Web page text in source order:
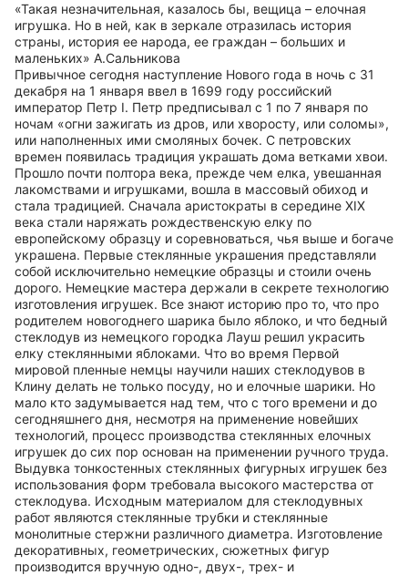
«Такая незначительная, казалось бы, вещица – елочная
игрушка. Но в ней, как в зеркале отразилась история
страны, история ее народа, ее граждан – больших и
маленьких» А.Сальникова
Привычное сегодня наступление Нового года в ночь с 31
декабря на 1 января ввел в 1699 году российский
император Петр I. Петр предписывал с 1 по 7 января по
ночам «огни зажигать из дров, или хворосту, или соломы»,
или наполненных ими смоляных бочек. С петровских
времен появилась традиция украшать дома ветками хвои.
Прошло почти полтора века, прежде чем елка, увешанная
лакомствами и игрушками, вошла в массовый обиход и
стала традицией. Сначала аристократы в середине XIX
века стали наряжать рождественскую елку по
европейскому образцу и соревноваться, чья выше и богаче
украшена. Первые стеклянные украшения представляли
собой исключительно немецкие образцы и стоили очень
дорого. Немецкие мастера держали в секрете технологию
изготовления игрушек. Все знают историю про то, что про
родителем новогоднего шарика было яблоко, и что бедный
стеклодув из немецкого городка Лауш решил украсить
елку стеклянными яблоками. Что во время Первой
мировой пленные немцы научили наших стеклодувов в
Клину делать не только посуду, но и елочные шарики. Но
мало кто задумывается над тем, что с того времени и до
сегодняшнего дня, несмотря на применение новейших
технологий, процесс производства стеклянных елочных
игрушек до сих пор основан на применении ручного труда.
Выдувка тонкостенных стеклянных фигурных игрушек без
использования форм требовала высокого мастерства от
стеклодува. Исходным материалом для стеклодувных
работ являются стеклянные трубки и стеклянные
монолитные стержни различного диаметра. Изготовление
декоративных, геометрических, сюжетных фигур
производится вручную одно-, двух-, трех- и